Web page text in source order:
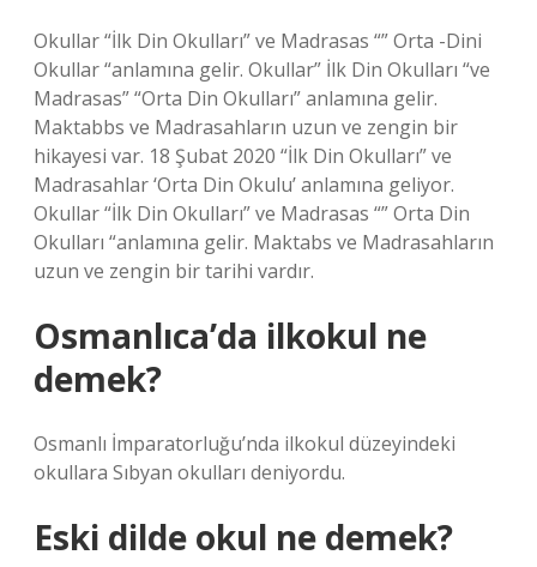
Okullar “İlk Din Okulları” ve Madrasas “” Orta -Dini
Okullar “anlamına gelir. Okullar” İlk Din Okulları “ve
Madrasas” “Orta Din Okulları” anlamına gelir.
Maktabbs ve Madrasahların uzun ve zengin bir
hikayesi var. 18 Şubat 2020 “İlk Din Okulları” ve
Madrasahlar ‘Orta Din Okulu’ anlamına geliyor.
Okullar “İlk Din Okulları” ve Madrasas “” Orta Din
Okulları “anlamına gelir. Maktabs ve Madrasahların
uzun ve zengin bir tarihi vardır.
Osmanlıca’da ilkokul ne
demek?
Osmanlı İmparatorluğu’nda ilkokul düzeyindeki
okullara Sıbyan okulları deniyordu.
Eski dilde okul ne demek?